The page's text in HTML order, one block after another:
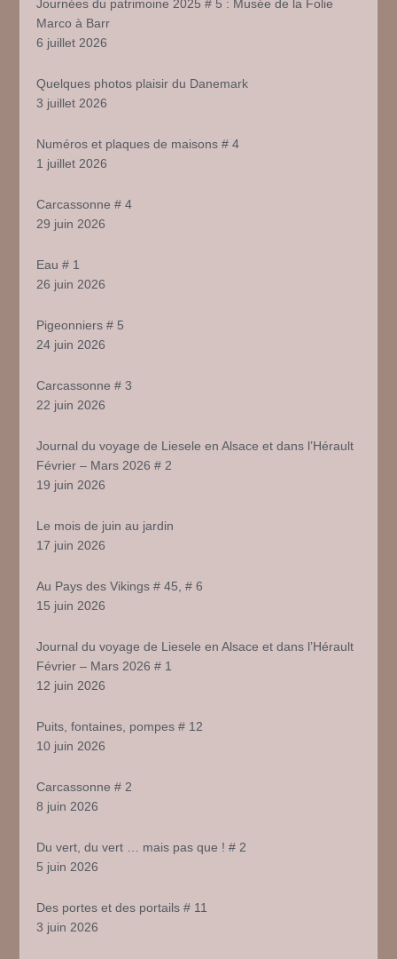
Journées du patrimoine 2025 # 5 : Musée de la Folie
Marco à Barr
6 juillet 2026
Quelques photos plaisir du Danemark
3 juillet 2026
Numéros et plaques de maisons # 4
1 juillet 2026
Carcassonne # 4
29 juin 2026
Eau # 1
26 juin 2026
Pigeonniers # 5
24 juin 2026
Carcassonne # 3
22 juin 2026
Journal du voyage de Liesele en Alsace et dans l’Hérault
Février – Mars 2026 # 2
19 juin 2026
Le mois de juin au jardin
17 juin 2026
Au Pays des Vikings # 45, # 6
15 juin 2026
Journal du voyage de Liesele en Alsace et dans l’Hérault
Février – Mars 2026 # 1
12 juin 2026
Puits, fontaines, pompes # 12
10 juin 2026
Carcassonne # 2
8 juin 2026
Du vert, du vert … mais pas que ! # 2
5 juin 2026
Des portes et des portails # 11
3 juin 2026